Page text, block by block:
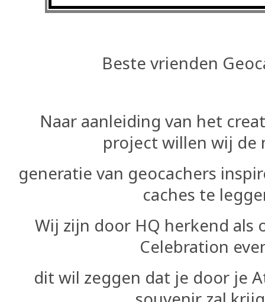
Beste vrienden
Naar aanleiding van het
project willen wij de
generatie van geocachers
caches te
Wij zijn door HQ herkend als
Celebration
dit wil zeggen dat je door je